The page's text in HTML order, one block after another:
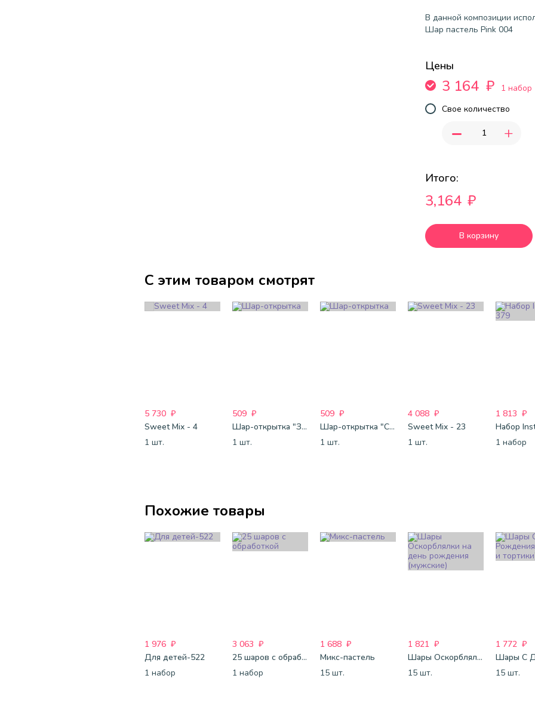
В данной композиции
Шар пастель Pink 004
Цены
3 164 ₽
1 набор
Свое количество
- +
Итого:
3,164 ₽
В корзину
С этим товаром смотрят
5 730 ₽
Sweet Mix - 4
1 шт.
509 ₽
Шар-открытка "Звезда" (45 см) - 1
1 шт.
509 ₽
Шар-открытка "Сердце" (45 см) - 2
1 шт.
4 088 ₽
Sweet Mix - 23
1 шт.
1 813 ₽
1 набор
Похожие товары
1 976 ₽
Для детей-522
1 набор
3 063 ₽
25 шаров с обработкой
1 набор
1 688 ₽
Микс-пастель
15 шт.
1 821 ₽
Шары Оскорблялки на день рождения (мужские)
15 шт.
1 772 ₽
15 шт.